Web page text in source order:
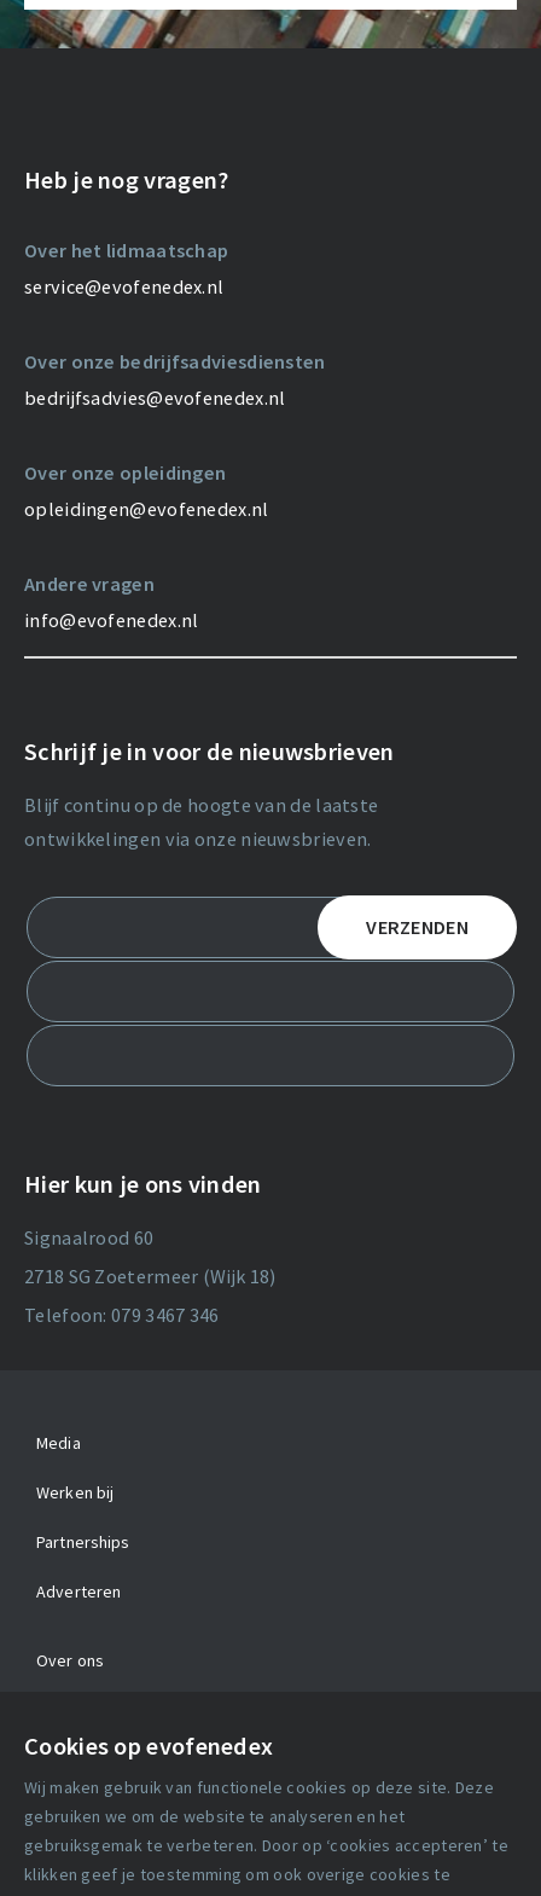
Cookies op evofenedex
Wij maken gebruik van functionele cookies op deze site. Deze
gebruiken we om de website te analyseren en het
gebruiksgemak te verbeteren. Door op ‘cookies accepteren’ te
klikken geef je toestemming om ook overige cookies te
Heb je nog vragen?
Over het lidmaatschap
service@evofenedex.nl
Over onze bedrijfsadviesdiensten
bedrijfsadvies@evofenedex.nl
Over onze opleidingen
opleidingen@evofenedex.nl
Andere vragen
info@evofenedex.nl
Schrijf je in voor de nieuwsbrieven
Blijf continu op de hoogte van de laatste
ontwikkelingen via onze nieuwsbrieven.
Hier kun je ons vinden
Signaalrood 60
2718 SG Zoetermeer (Wijk 18)
Telefoon: 079 3467 346
Media
Werken bij
Partnerships
Adverteren
Over ons
Algemene voorwaarden
Cookie verklaring
Copyright statement